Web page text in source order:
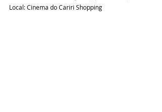
Local: Cinema do Cariri Shopping